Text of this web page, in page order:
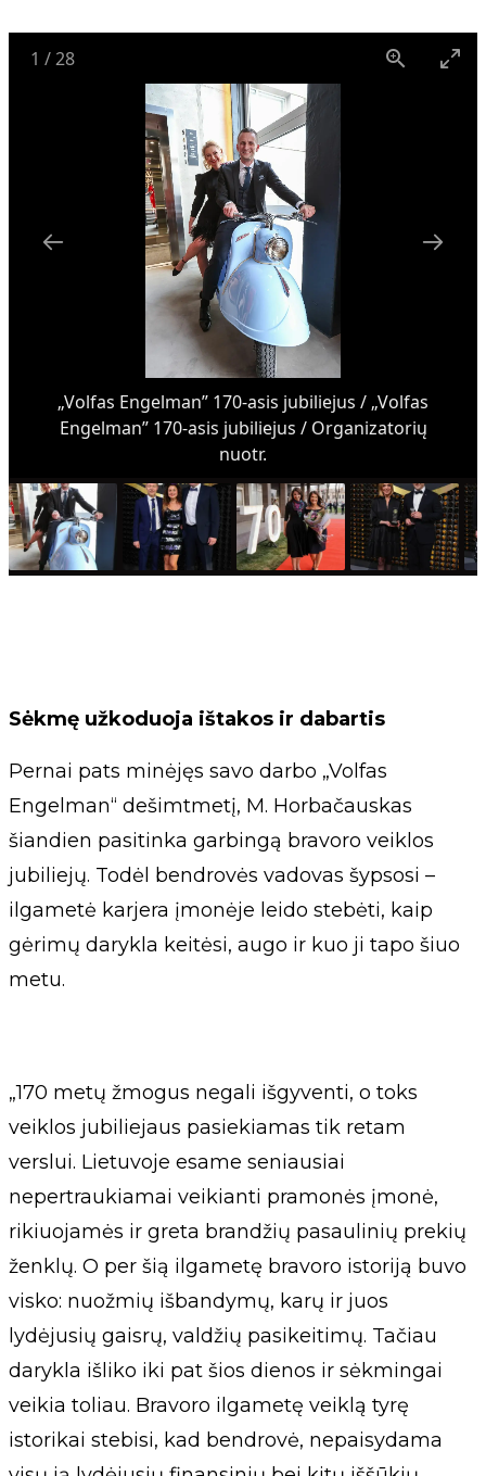
1 /28
„Volfas Engelman” 170-asis jubiliejus / „Volfas
Engelman” 170-asis jubiliejus / Organizatorių
nuotr.
Sėkmę užkoduoja ištakos ir dabartis
Pernai pats minėjęs savo darbo „Volfas
Engelman“ dešimtmetį, M. Horbačauskas
šiandien pasitinka garbingą bravoro veiklos
jubiliejų. Todėl bendrovės vadovas šypsosi –
ilgametė karjera įmonėje leido stebėti, kaip
gėrimų darykla keitėsi, augo ir kuo ji tapo šiuo
metu.
„170 metų žmogus negali išgyventi, o toks
veiklos jubiliejaus pasiekiamas tik retam
verslui. Lietuvoje esame seniausiai
nepertraukiamai veikianti pramonės įmonė,
rikiuojamės ir greta brandžių pasaulinių prekių
ženklų. O per šią ilgametę bravoro istoriją buvo
visko: nuožmių išbandymų, karų ir juos
lydėjusių gaisrų, valdžių pasikeitimų. Tačiau
darykla išliko iki pat šios dienos ir sėkmingai
veikia toliau. Bravoro ilgametę veiklą tyrę
istorikai stebisi, kad bendrovė, nepaisydama